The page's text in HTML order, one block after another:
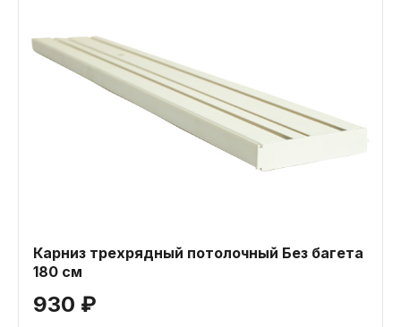
Карниз трехрядный потолочный Без багета
180 см
930 ₽